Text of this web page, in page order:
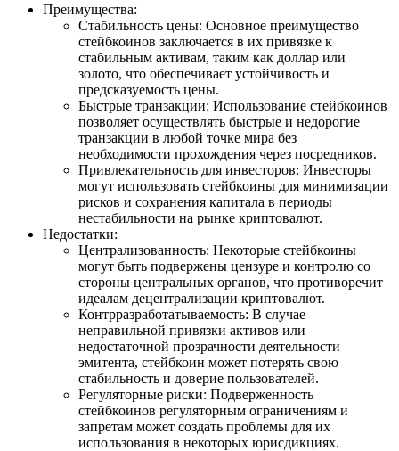
Преимущества:
Стабильность цены: Основное преимущество
стейбкоинов заключается в их привязке к
стабильным активам, таким как доллар или
золото, что обеспечивает устойчивость и
предсказуемость цены.
Быстрые транзакции: Использование стейбкоинов
позволяет осуществлять быстрые и недорогие
транзакции в любой точке мира без
необходимости прохождения через посредников.
Привлекательность для инвесторов: Инвесторы
могут использовать стейбкоины для минимизации
рисков и сохранения капитала в периоды
нестабильности на рынке криптовалют.
Недостатки:
Централизованность: Некоторые стейбкоины
могут быть подвержены цензуре и контролю со
стороны центральных органов, что противоречит
идеалам децентрализации криптовалют.
Контрразработатываемость: В случае
неправильной привязки активов или
недостаточной прозрачности деятельности
эмитента, стейбкоин может потерять свою
стабильность и доверие пользователей.
Регуляторные риски: Подверженность
стейбкоинов регуляторным ограничениям и
запретам может создать проблемы для их
использования в некоторых юрисдикциях.